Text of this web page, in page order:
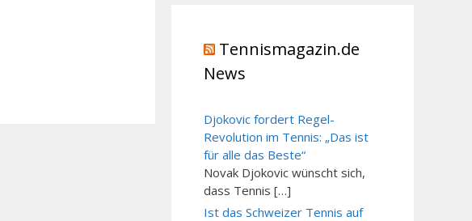
Tennismagazin.de
News
Djokovic fordert Regel-
Revolution im Tennis: „Das ist
für alle das Beste“
Novak Djokovic wünscht sich,
dass Tennis […]
Ist das Schweizer Tennis auf